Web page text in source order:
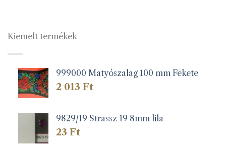
Kiemelt termékek
999000 Matyószalag 100 mm Fekete
2 013 Ft
9829/19 Strassz 19 8mm lila
23 Ft